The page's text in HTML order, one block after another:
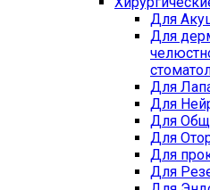
Для
Для
Для
Для
Для
Для
Для
Для